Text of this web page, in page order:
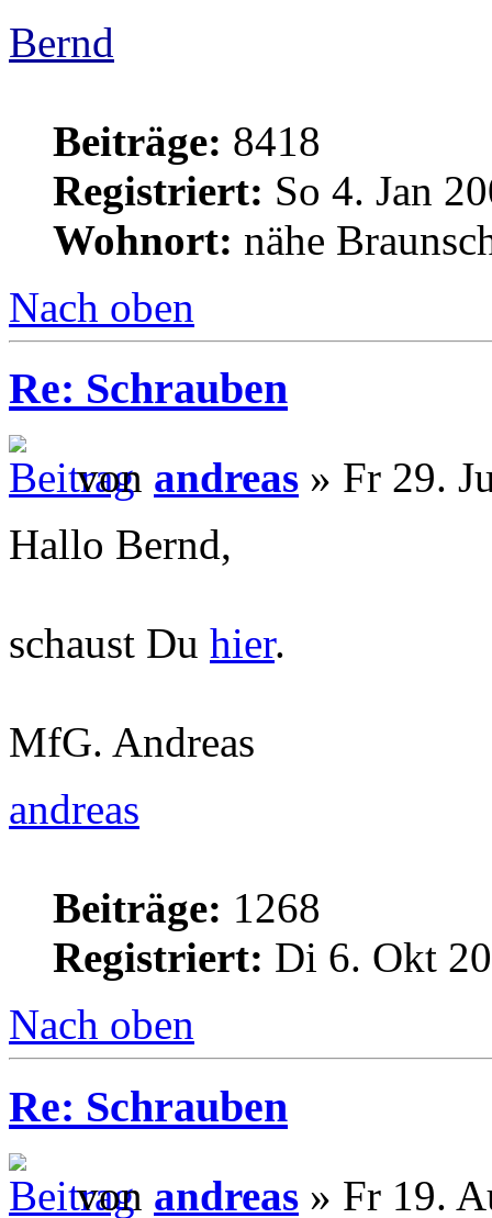
Bernd
Beiträge: 8418
Registriert: So 4. Jan
Wohnort: nähe
Nach oben
Re: Schrauben
von andreas » Fr 29.
Hallo Bernd,
schaust Du hier.
MfG. Andreas
andreas
Beiträge: 1268
Registriert: Di 6. Okt
Nach oben
Re: Schrauben
von andreas » Fr 19.